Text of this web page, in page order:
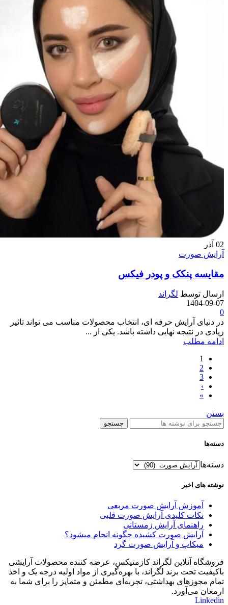
02 آذر
آرایش صورت
مقایسه پنکک و پودر فیکس
ارسال توسط لگراند
1404-09-07
0
در دنیای آرایش حرفه ای، انتخاب محصولات مناسب می تواند تاثیر
زیادی در نتیجه نهایی داشته باشد. یکی از ...
ادامه مطلب
1
2
3
›
»
بستن
جستجو
دسته‌ها
دسته‌ها
نوشته های اخیر
آموزش آرایش صورت مربعی
نکات کلیدی آرایش صورت قلبی
راهنمای آرایش زمستانی
آرایش صورت کشیده چگونه انجام میشود؟
میکاپ و آرایش صورت گرد
فروشگاه آنلاین لگراند کازمتیکس، عرضه‌ کننده محصولات آرایشی
باکیفیت تحت برند لگراند، با بهره‌گیری از مواد اولیه درجه یک و اخذ
تمام مجوزهای بهداشتی، تجربه‌ای مطمئن و متمایز را برای شما به
ارمغان می‌آورد.
Linkedin